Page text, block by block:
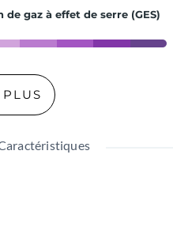
de gaz à effet de serre (GES)